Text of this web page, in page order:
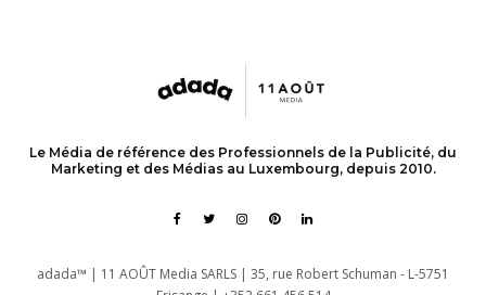
Le Média de référence des Professionnels de la Publicité, du
Marketing et des Médias au Luxembourg, depuis 2010.
adada™ | 11 AOÛT Media SARLS | 35, rue Robert Schuman - L-5751